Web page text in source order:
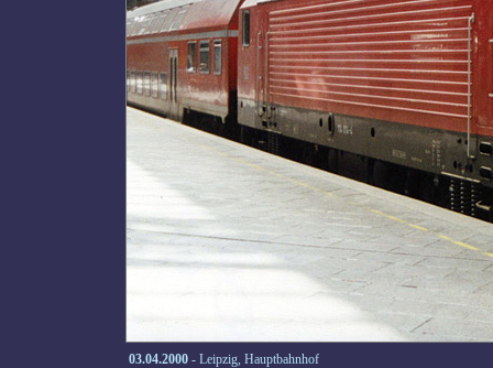
03.04.2000 - Leipzig, Hauptbahnhof